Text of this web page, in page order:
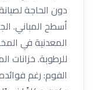
دون الحاجة
أسطح المباني.
المعدنية في
للرطوبة. خزانات
الفوم: رغم